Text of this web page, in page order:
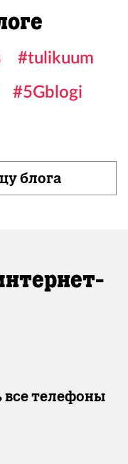
#tulikuum
#5Gblogi
блога
все телефоны